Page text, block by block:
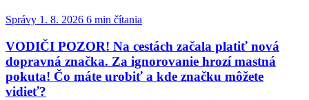
Správy 1. 8. 2026 6 min čítania
VODIČI POZOR! Na cestách začala platiť nová
dopravná značka. Za ignorovanie hrozí mastná
pokuta! Čo máte urobiť a kde značku môžete
vidieť?